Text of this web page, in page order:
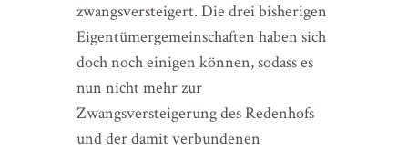
zwangsversteigert. Die drei bisherigen
Eigentümergemeinschaften haben sich
doch noch einigen können, sodass es
nun nicht mehr zur
Zwangsversteigerung des Redenhofs
und der damit verbundenen